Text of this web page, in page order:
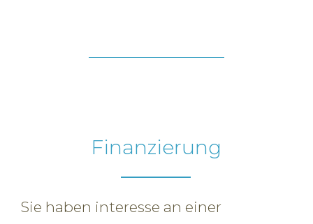
Finanzierung
Sie haben interesse an einer